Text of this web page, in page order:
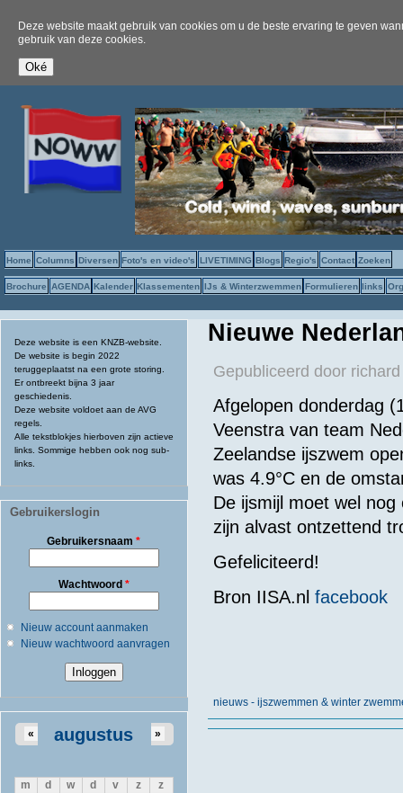
Deze website maakt gebruik van cookies om u de beste ervaring te geven
gebruik van deze cookies.
Home Columns Diversen Foto's en video's LIVETIMING Blogs Regio's Contact Zoeken
Brochure AGENDA Kalender Klassementen IJs & Winterzwemmen Formulieren links
Deze website is een KNZB-website.
De website is begin 2022
teruggeplaatst na een grote storing.
Er ontbreekt bijna 3 jaar
geschiedenis.
Deze website voldoet aan de AVG
regels.
Alle tekstblokjes hierboven zijn actieve
links. Sommige hebben ook nog sub-
links.
Gebruikerslogin
Gebruikersnaam*
Wachtwoord *
Nieuw account aanmaken
Nieuw wachtwoord aanvragen
augustus
« »
m d w d v z
z
Nieuwe
Gepubliceerd door
Afgelopen donderdag
Veenstra van team
Zeelandse ijszwem
was 4.9°C en de
De ijsmijl moet wel
zijn alvast ontzettend
Gefeliciteerd!
Bron IISA.nl facebook
nieuws - ijszwemmen & winter